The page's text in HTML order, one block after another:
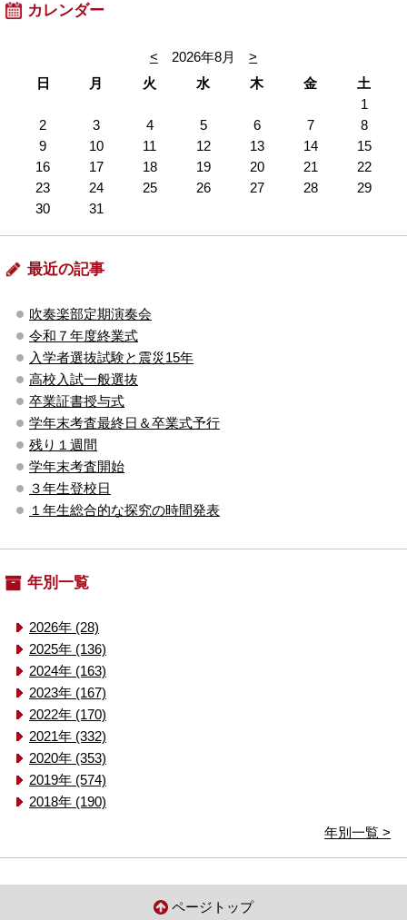
カレンダー
< 2026年8月
>
日
月 火 水 木 金
土
1
2
3 4 5 6 7
8
9
10 11 12 13 14
15
16
17 18 19 20 21
22
23
24 25 26 27 28
29
30
31
最近の記事
吹奏楽部定期演奏会
令和７年度終業式
入学者選抜試験と震災15年
高校入試一般選抜
卒業証書授与式
学年末考査最終日＆卒業式予行
残り１週間
学年末考査開始
３年生登校日
１年生総合的な探究の時間発表
年別一覧
2026年 (28)
2025年 (136)
2024年 (163)
2023年 (167)
2022年 (170)
2021年 (332)
2020年 (353)
2019年 (574)
2018年 (190)
年別一覧 >
ページトップ